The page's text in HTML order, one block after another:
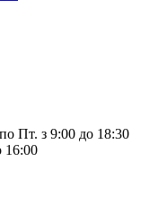
Пт. з 9:00 до 18:30
16:00